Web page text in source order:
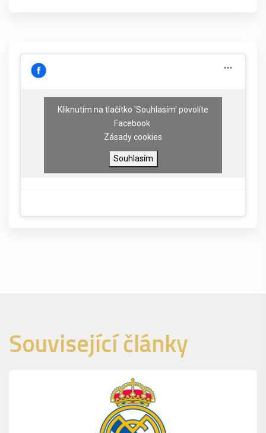
Kliknutím na tlačítko 'Souhlasím' povolíte
Facebook
Zásady cookies
Souhlasím
Související články